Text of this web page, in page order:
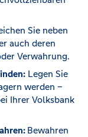
Sie neben
auch deren
Verwahrung.
Legen Sie
werden –
Ihrer Volksbank
Bewahren